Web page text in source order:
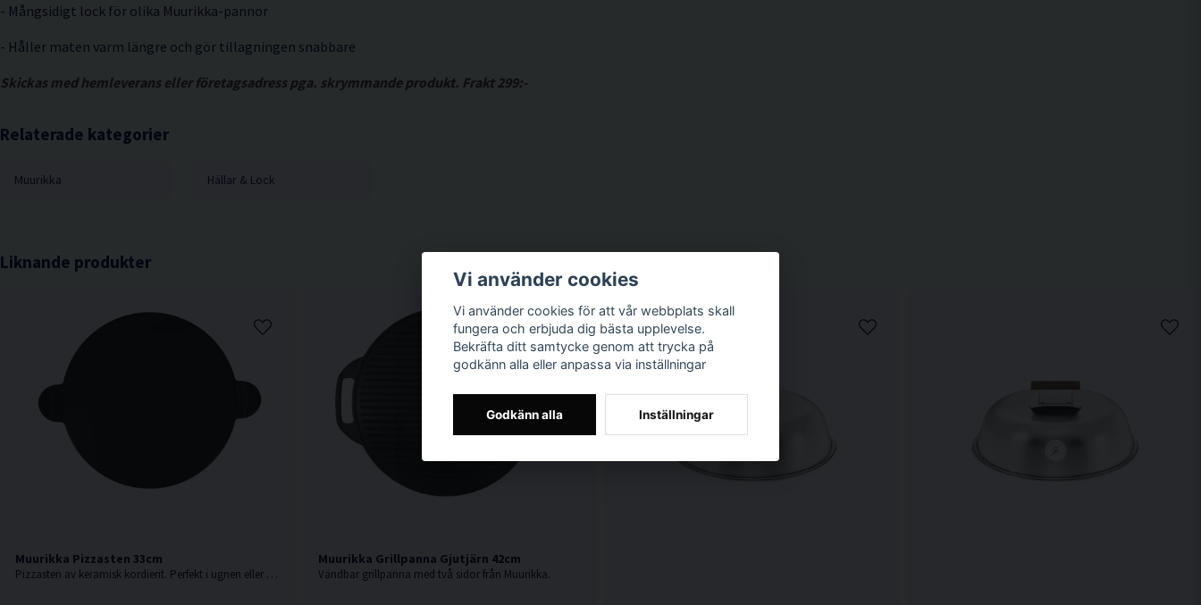
- Mångsidigt lock för olika Muurikka-pannor
- Håller maten varm längre och gör tillagningen snabbare
Skickas med hemleverans eller företagsadress pga. skrymmande produkt. Frakt 299:-
Relaterade kategorier
Muurikka Hällar & Lock
Liknande produkter
Muurikka Pizzasten 33cm
Pizzasten av keramisk kordierit. Perfekt i ugnen eller på grillen.
Muurikka Grillpanna Gjutjärn 42cm
Vändbar grillpanna med två sidor från Muurikka.
Vi använder cookies
Vi använder cookies för att vår webbplats skall
fungera och erbjuda dig bästa upplevelse.
Bekräfta ditt samtycke genom att trycka på
godkänn alla eller anpassa via inställningar
Godkänn alla Inställningar